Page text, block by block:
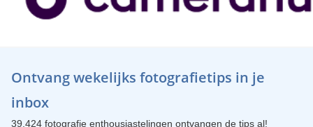
Ontvang wekelijks fotografietips in je
inbox
39.424 fotografie enthousiastelingen ontvangen de tips al!